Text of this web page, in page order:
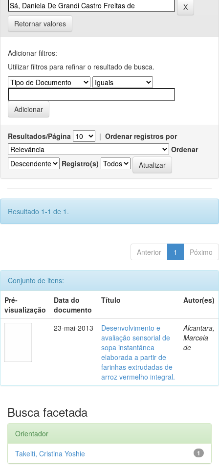
Retornar valores
Adicionar filtros:
Utilizar filtros para refinar o resultado de busca.
Resultados/Página | Ordenar registros por
Ordenar
Registro(s)
Resultado 1-1 de 1.
Anterior 1 Póximo
Conjunto de itens:
Pré-
visualização
Data do
documento
Título Autor(es)
23-mai-2013
Desenvolvimento e
avaliação sensorial de
sopa instantânea
elaborada a partir de
farinhas extrudadas de
arroz vermelho integral.
Alcantara,
Marcela
de
Busca facetada
Orientador
1
Takeiti, Cristina Yoshie